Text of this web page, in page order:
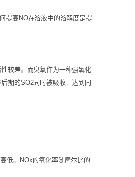
提高NO在溶液中的溶解度是提
较差。而臭氧作为一种强氧化
期的SO2同时被吸收，达到同
低。NOx的氧化率随摩尔比的